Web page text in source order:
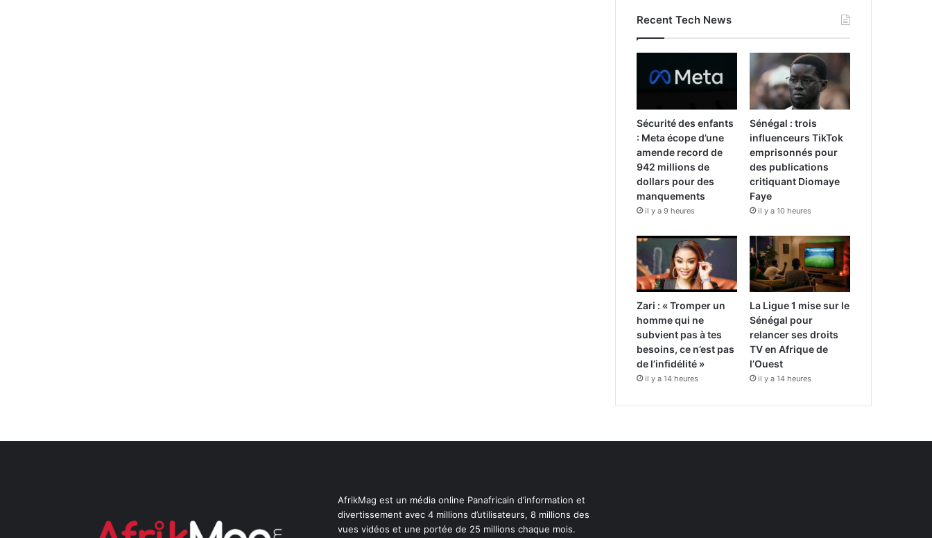
Recent Tech News
Sécurité des enfants
: Meta écope d’une
amende record de
942 millions de
dollars pour des
manquements
il y a 9 heures
Sénégal : trois
influenceurs TikTok
emprisonnés pour
des publications
critiquant Diomaye
Faye
il y a 10 heures
Zari : « Tromper un
homme qui ne
subvient pas à tes
besoins, ce n’est pas
de l’infidélité »
il y a 14 heures
La Ligue 1 mise sur le
Sénégal pour
relancer ses droits
TV en Afrique de
l’Ouest
il y a 14 heures
AfrikMag est un média online Panafricain d’information et
divertissement avec 4 millions d’utilisateurs, 8 millions des
vues vidéos et une portée de 25 millions chaque mois.